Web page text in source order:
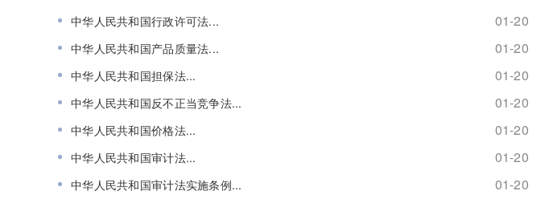
中华人民共和国行政许可法... 01-20
中华人民共和国产品质量法... 01-20
中华人民共和国担保法... 01-20
中华人民共和国反不正当竞争法... 01-20
中华人民共和国价格法... 01-20
中华人民共和国审计法... 01-20
中华人民共和国审计法实施条例... 01-20